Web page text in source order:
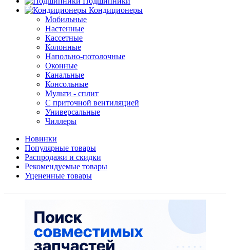
Кондиционеры
Мобильные
Настенные
Кассетные
Колонные
Напольно-потолочные
Оконные
Канальные
Консольные
Мульти - сплит
С приточной вентиляцией
Универсальные
Чиллеры
Новинки
Популярные товары
Распродажи и скидки
Рекомендуемые товары
Уцененные товары